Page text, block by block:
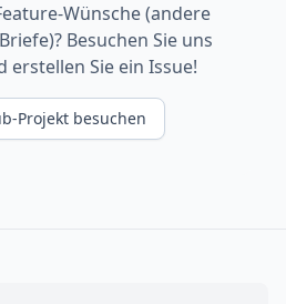
Wünsche (andere
Besuchen Sie uns
erstellen Sie ein Issue!
Projekt besuchen